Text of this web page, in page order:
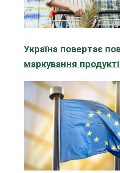
Україна повертає
маркування